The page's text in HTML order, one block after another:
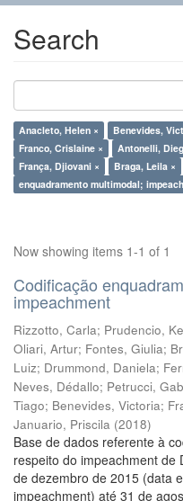
Search
Anacleto, Helen × Benevides,
Franco, Crislaine ×
Antonelli,
França, Djiovani ×
Braga, Leila ×
enquadramento multimodal;
Now showing items 1-1 of 1
Codificação
impeachment
Rizzotto, Carla; Prudencio,
Oliari, Artur; Fontes, Giulia;
Luiz; Drummond, Daniela;
Neves, Dédallo; Petrucci,
Tiago; Benevides, Victoria;
Januario, Priscila (2018)
Base de dados referente à
respeito do impeachment de
de dezembro de 2015 (data
impeachment) até 31 de